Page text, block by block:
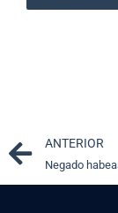
Prev
ANTERIOR